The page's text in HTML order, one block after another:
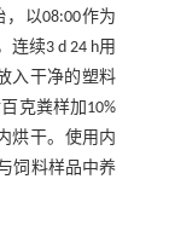
以08:00作为
续3 d 24 h用
入干净的塑料
克粪样加10%
烘干。使用内
饲料样品中养